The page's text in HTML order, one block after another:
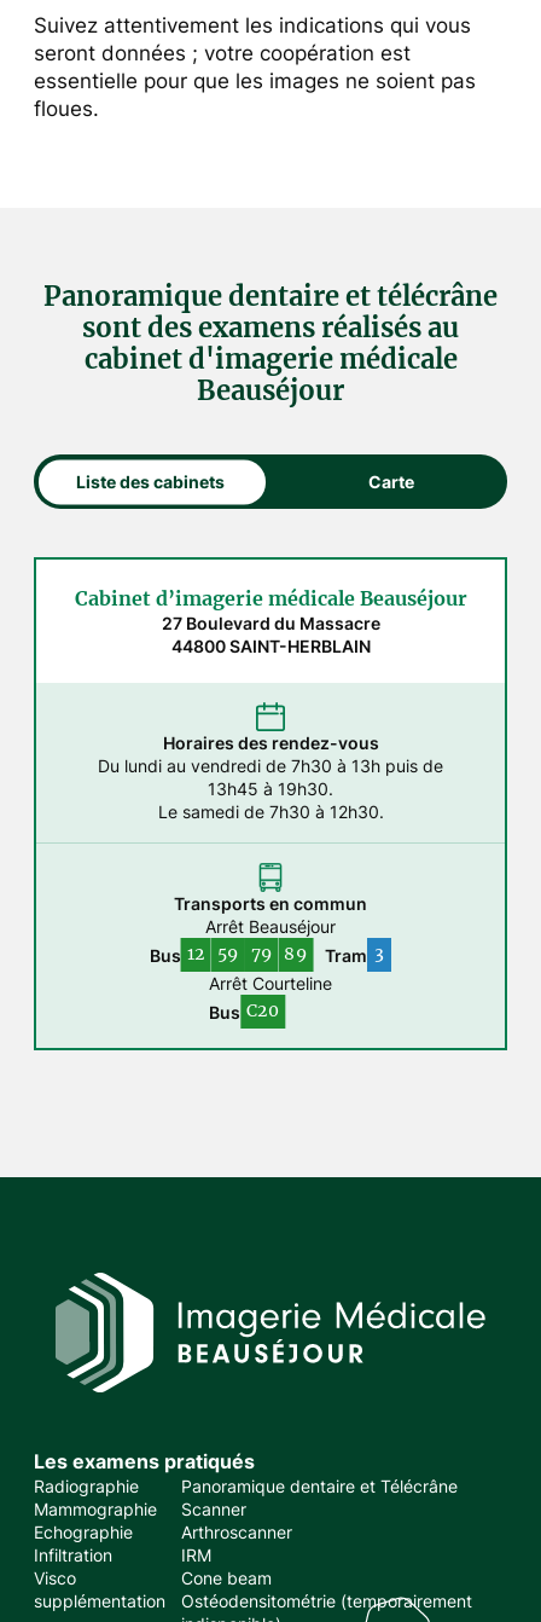
Suivez attentivement les indications qui vous
seront données ; votre coopération est
essentielle pour que les images ne soient pas
floues.
Panoramique dentaire et télécrâne
sont des examens réalisés au
cabinet d'imagerie médicale
Beauséjour
Liste des cabinets Carte
Cabinet d’imagerie médicale Beauséjour
27 Boulevard du Massacre
44800 SAINT-HERBLAIN
Horaires des rendez-vous
Du lundi au vendredi de 7h30 à 13h puis de
13h45 à 19h30.
Le samedi de 7h30 à 12h30.
Transports en commun
Arrêt Beauséjour
Bus 12 59 79 89 Tram 3
Arrêt Courteline
Bus C20
Les examens pratiqués
Radiographie
Mammographie
Echographie
Infiltration
Visco
supplémentation
Panoramique dentaire et Télécrâne
Scanner
Arthroscanner
IRM
Cone beam
Ostéodensitométrie (temporairement